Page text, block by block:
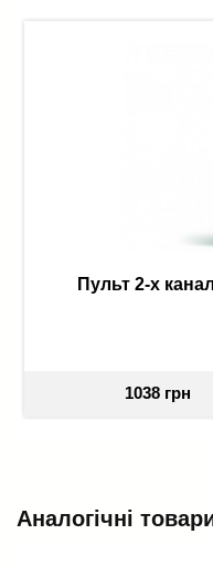
Пульт 2-х
1038 грн
Аналогічні